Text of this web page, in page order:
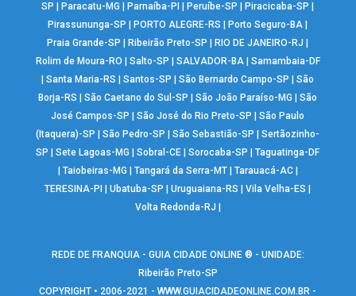
SP
Paracatu-MG Parnaíba-PI Peruíbe-SP Piracicaba-SP
Pirassununga-SP
PORTO ALEGRE-RS Porto Seguro-BA
Praia Grande-SP
Ribeirão Preto-SP RIO DE JANEIRO-RJ
Rolim de Moura-RO
Salto-SP SALVADOR-BA| Samambaia-DF
|Santa Maria-RS |Santos-SP |São Bernardo Campo-SP |São
Borja-RS
|São Caetano do Sul-SP |São João Paraíso-MG |São
José Campos-SP
|São José do Rio Preto-SP |São Paulo
(Itaquera)-SP
|São Pedro-SP |São Sebastião-SP |Sertãozinho-
SP
|Sete Lagoas-MG |Sobral-CE |Sorocaba-SP |Taguatinga-DF
Taiobeiras-MG Tangará da Serra-MT| Tarauacá-AC|
TERESINA-PI
|Ubatuba-SP |Uruguaiana-RS |Vila Velha-ES
Volta Redonda-RJ
REDE DE FRANQUIA - GUIA CIDADE ONLINE ® - UNIDADE:
Ribeirão Preto-SP
COPYRIGHT • 2006-2021 -WWW.GUIACIDADEONLINE.COM.BR -